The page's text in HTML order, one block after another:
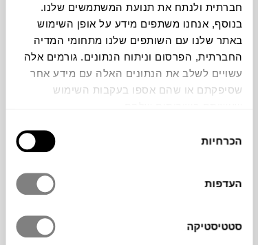
חברתית ולנתח את תנועת המשתמשים שלנו.
בנוסף, אנחנו משתפים מידע על אופן השימוש
באתר שלנו עם השותפים שלנו מתחומי המדיה
החברתית, הפרסום וניתוח הנתונים. גורמים אלה
עשויים לשלב את הנתונים האלה עם מידע אחר
שסיפקתם או שהם אספו בעקבות השימוש
הסכמה
הכרחיות
העדפות
סטטיסטיקה
צבעים
עיצובי בעל נוכחות פיסולית, שעוצב על ידי
הנחשב לאחד המעצבים המשפיעים והמוערכים
בעולם העיצוב העכשווי. עבודותיו משלבות בין
יצירתית, צבעונית ושובבה. השולחן מעוצב
כצורה לא סימטרית המדמה אובייקט שנשחק